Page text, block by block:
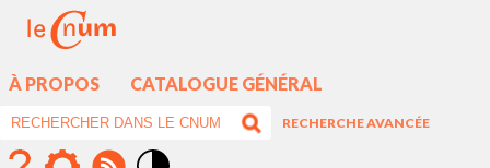
À PROPOS CATALOGUE GÉNÉRAL
RECHERCHE AVANCÉE